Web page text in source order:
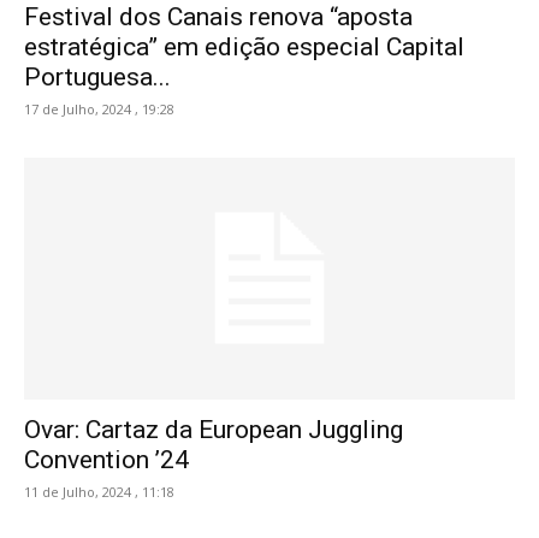
Festival dos Canais renova “aposta
estratégica” em edição especial Capital
Portuguesa...
17 de Julho, 2024 , 19:28
Ovar: Cartaz da European Juggling
Convention ’24
11 de Julho, 2024 , 11:18